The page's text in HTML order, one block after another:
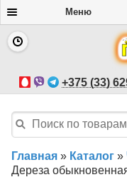
Меню
+375 (33)
Главная » Каталог »
Дереза